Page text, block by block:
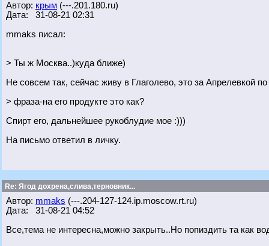
Автор: крым (---.201.180.ru)
Дата: 31-08-21 02:31
mmaks писал:
> Ты ж Москва..)куда ближе)
Не совсем так, сейчас живу в Глаголево, это за Апрелевкой
> фраза-на его продукте это как?
Спирт его, дальнейшее рукоблудие мое :)))
На письмо ответил в личку.
Re: Ягод дохрена,слива,терновник...
Автор: mmaks (---.204-127-124.ip.moscow.rt.ru)
Дата: 31-08-21 04:52
Все,тема не интересна,можно закрыть..Но попиздить та как